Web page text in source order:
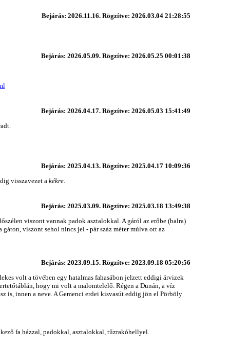
Bejárás: 2026.11.16. Rögzítve: 2026.03.04 21:28:55
Bejárás: 2026.05.09. Rögzítve: 2026.05.25 00:01:38
Bejárás: 2026.04.17. Rögzítve: 2026.05.03 15:41:49
Bejárás: 2025.04.13. Rögzítve: 2025.04.17 10:09:36
visszavezet a kékre.
Bejárás: 2025.03.09. Rögzítve: 2025.03.18 13:49:38
viszont vannak padok asztalokkal. A gáról az erőbe (balra)
viszont sehol nincs jel - pár száz méter múlva ott az
Bejárás: 2023.09.15. Rögzítve: 2023.09.18 05:20:56
volt a tövében egy hatalmas fahasábon jelzett eddigi árvizek
hogy mi volt a malomtelelő. Régen a Dunán, a víz
is, innen a neve. A Gemenci erdei kisvasút eddig jön el Pörböly
fa házzal, padokkal, asztalokkal, tűzrakóhellyel.